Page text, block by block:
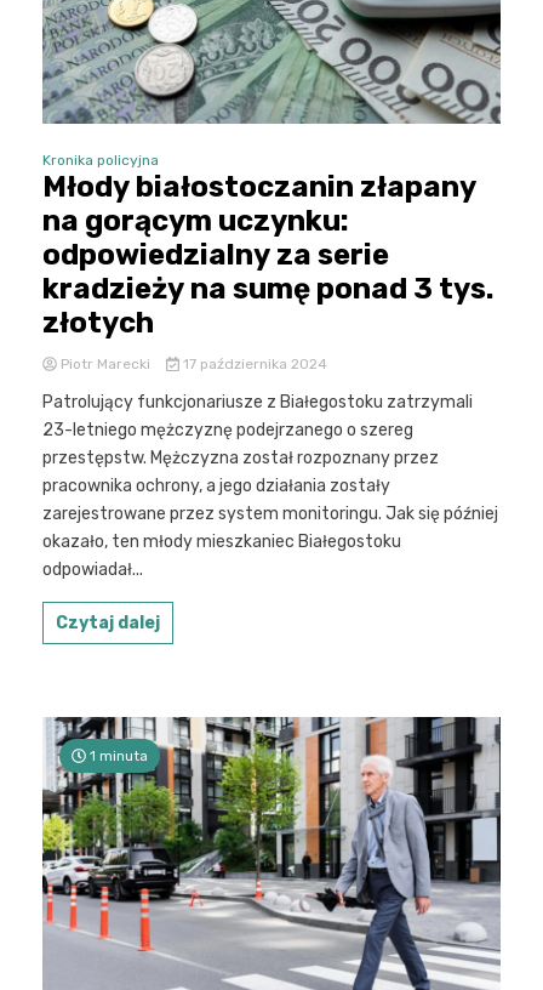
Kronika policyjna
Młody białostoczanin złapany
na gorącym uczynku:
odpowiedzialny za serie
kradzieży na sumę ponad 3 tys.
złotych
Piotr Marecki 17 października 2024
Patrolujący funkcjonariusze z Białegostoku zatrzymali
23-letniego mężczyznę podejrzanego o szereg
przestępstw. Mężczyzna został rozpoznany przez
pracownika ochrony, a jego działania zostały
zarejestrowane przez system monitoringu. Jak się później
okazało, ten młody mieszkaniec Białegostoku
odpowiadał...
Czytaj dalej
1 minuta